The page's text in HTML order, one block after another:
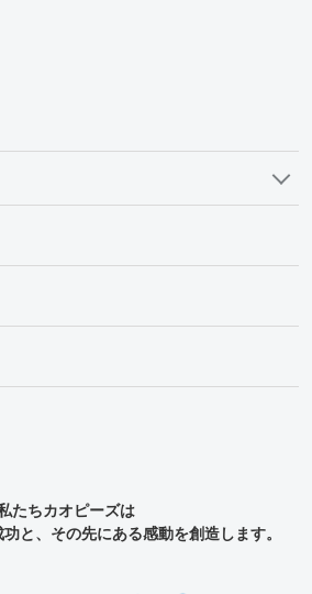
たちカオピーズは
と、その先にある感動を創造します。